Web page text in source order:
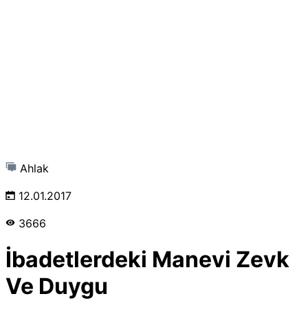
Ahlak
12.01.2017
3666
İbadetlerdeki Manevi Zevk
Ve Duygu